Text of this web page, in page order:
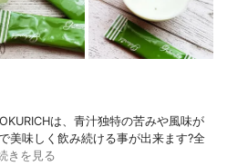
は、青汁独特の苦みや風味が
美味しく飲み続ける事が出来ます?全
きを見る